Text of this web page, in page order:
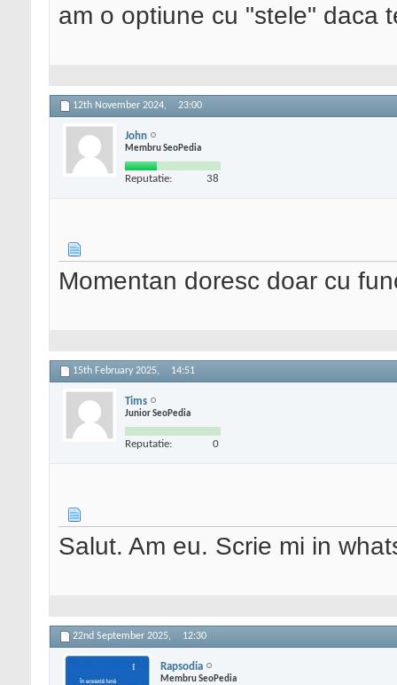
am o optiune cu "stele" daca
12th November 2024, 23:00
John
Membru SeoPedia
Reputatie: 38
Momentan doresc doar cu
15th February 2025, 14:51
Tims
Junior SeoPedia
Reputatie: 0
Salut. Am eu. Scrie mi in
22nd September 2025, 12:30
Rapsodia
Membru SeoPedia